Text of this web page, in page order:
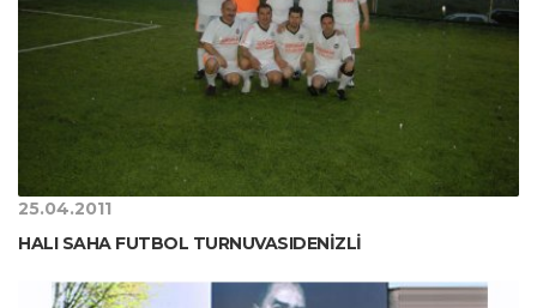
25.04.2011
HALI SAHA FUTBOL TURNUVASIDENİZLİ